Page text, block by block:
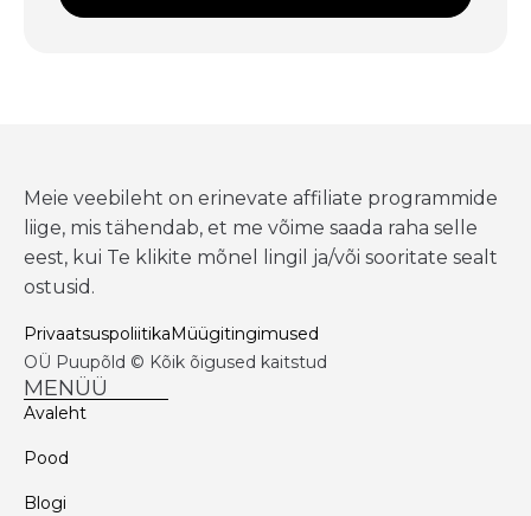
Meie veebileht on erinevate affiliate programmide
liige, mis tähendab, et me võime saada raha selle
eest, kui Te klikite mõnel lingil ja/või sooritate sealt
ostusid.
PrivaatsuspoliitikaMüügitingimused
OÜ Puupõld © Kõik õigused kaitstud
MENÜÜ
Avaleht
Pood
Blogi